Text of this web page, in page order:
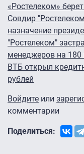
«Ростелеком»
Совдир
назначение
"Ростелеком"
менеджеров на 180
ВТБ открыл
рублей
Войдите или
комментарии
Поделиться: